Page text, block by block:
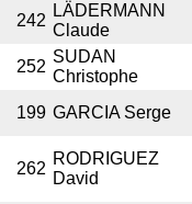
242
LÄDERMANN
Claude
252
SUDAN
Christophe
199 GARCIA Serge
262
RODRIGUEZ
David